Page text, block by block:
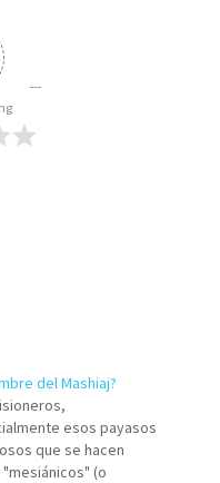
del Mashiaj?
esos payasos
que se hacen
"mesiánicos" (o